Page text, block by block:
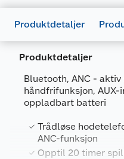
Produktdetaljer
Produktdetaljer
Bluetooth, ANC -
håndfrifunksjon, AUX-
oppladbart batteri
Trådløse
ANC-funksjon
Opptil 20 timer
Generelt
Artikkelnummer
Leverandørens
Farge